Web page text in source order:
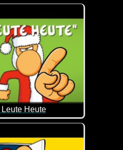
schon richtig alt, wurde
Heute
Weihnachten für die jungen